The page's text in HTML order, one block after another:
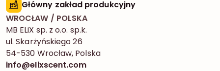
Główny zakład produkcyjny
WROCŁAW / POLSKA
MB ELiX sp. z o.o. sp.k.
ul. Skarżyńskiego 26
54-530 Wrocław, Polska
info@elixscent.com